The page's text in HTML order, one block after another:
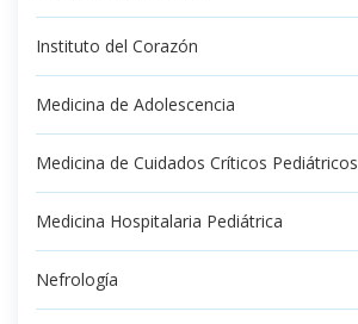
Instituto del Corazón
Medicina de Adolescencia
Medicina de Cuidados Críticos Pediátricos
Medicina Hospitalaria Pediátrica
Nefrología